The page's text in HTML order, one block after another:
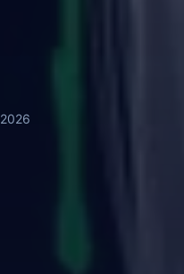
2026